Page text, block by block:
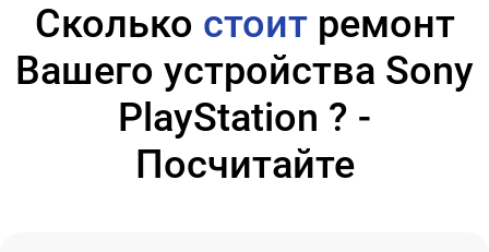
Сколько стоитремонт
Вашего устройства Sony
PlayStation ? -
Посчитайте